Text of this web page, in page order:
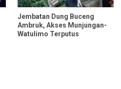
Jembatan Dung Buceng
Ambruk, Akses Munjungan-
Watulimo Terputus